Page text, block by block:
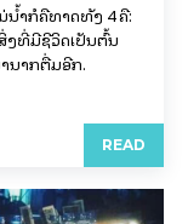
ນໍ້າກໍຄືທາດທັງ 4 ຄື:
ງທີ່ມີຊີວິດເປັນຕົ້ນ
ນາກຕື່ມອີກ.
READ